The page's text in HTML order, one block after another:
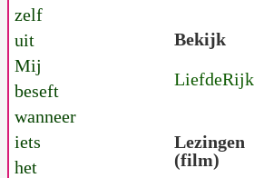
zelf
uit
Mij
beseft
wanneer
iets
het
Bekijk
LiefdeRijk
Lezingen
(film)